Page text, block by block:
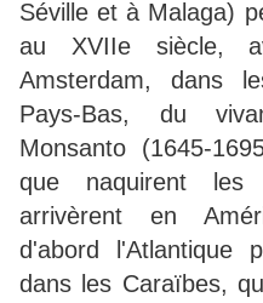
Séville et à Malaga)
au XVIIe siècle,
Amsterdam, dans
Pays-Bas, du
Monsanto (1645-
que naquirent les
arrivèrent en
d'abord l'Atlantique
dans les Caraïbes,